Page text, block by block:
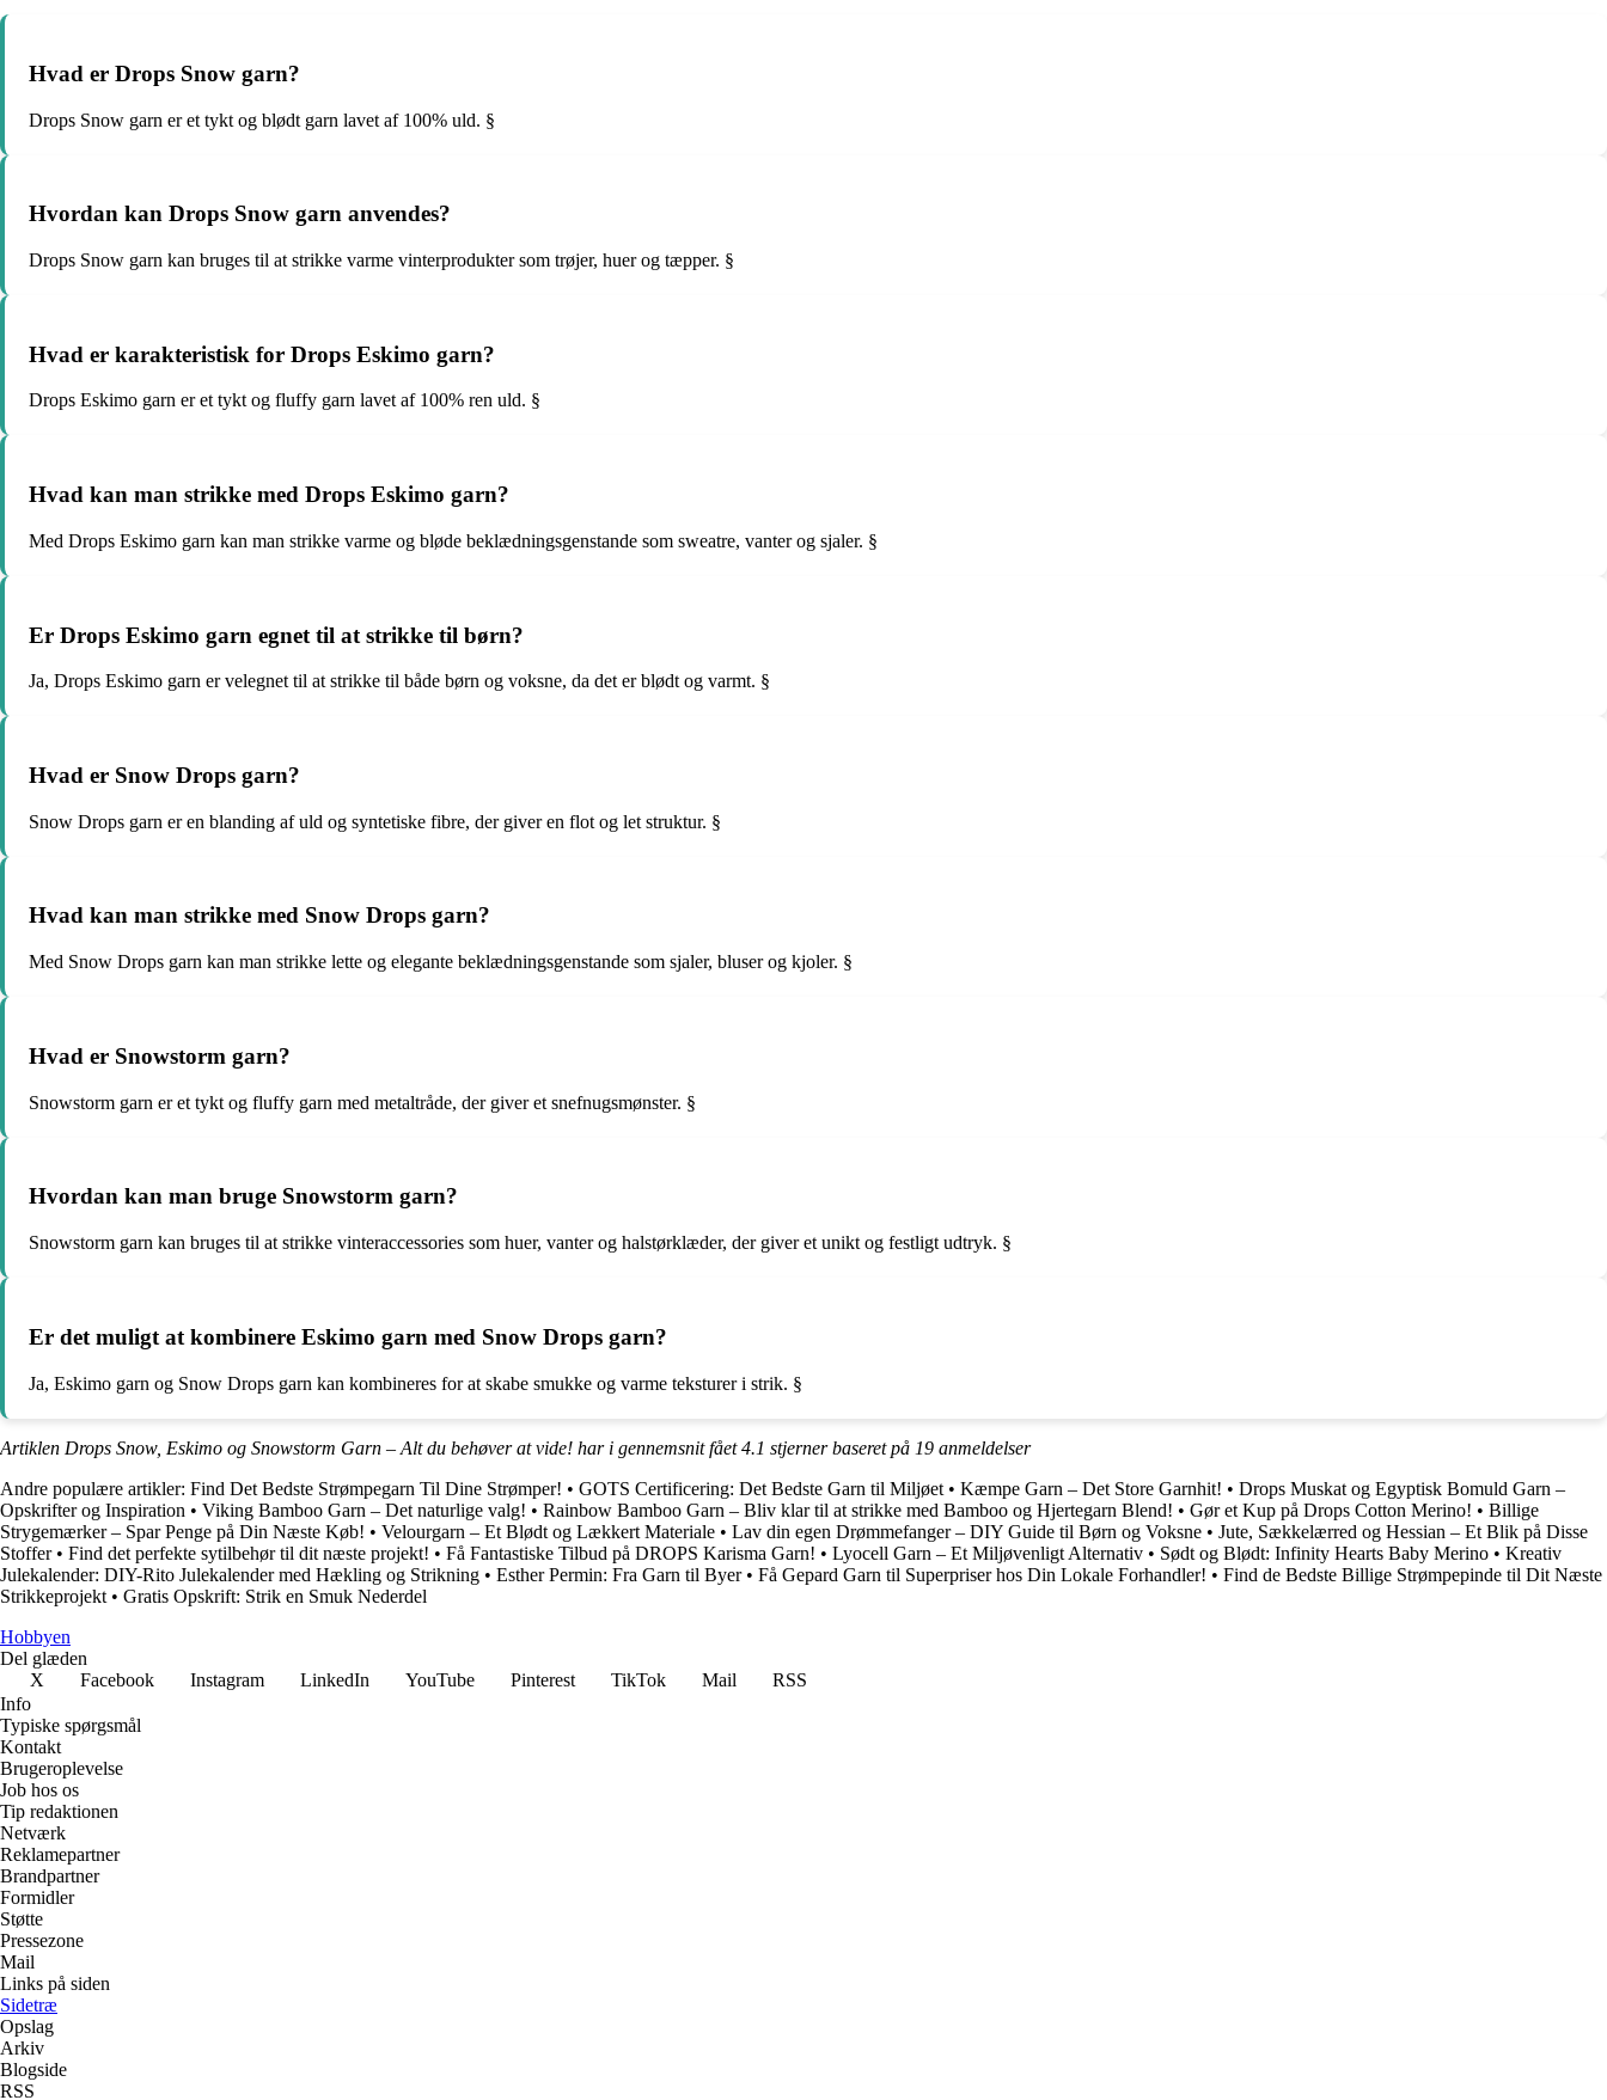
Hvad er Drops Snow garn?
Drops Snow garn er et tykt og blødt garn lavet af 100% uld. §
Hvordan kan Drops Snow garn anvendes?
Drops Snow garn kan bruges til at strikke varme vinterprodukter som trøjer, huer og tæpper. §
Hvad er karakteristisk for Drops Eskimo garn?
Drops Eskimo garn er et tykt og fluffy garn lavet af 100% ren uld. §
Hvad kan man strikke med Drops Eskimo garn?
Med Drops Eskimo garn kan man strikke varme og bløde beklædningsgenstande som sweatre, vanter og sjaler. §
Er Drops Eskimo garn egnet til at strikke til børn?
Ja, Drops Eskimo garn er velegnet til at strikke til både børn og voksne, da det er blødt og varmt. §
Hvad er Snow Drops garn?
Snow Drops garn er en blanding af uld og syntetiske fibre, der giver en flot og let struktur. §
Hvad kan man strikke med Snow Drops garn?
Med Snow Drops garn kan man strikke lette og elegante beklædningsgenstande som sjaler, bluser og kjoler. §
Hvad er Snowstorm garn?
Snowstorm garn er et tykt og fluffy garn med metaltråde, der giver et snefnugsmønster. §
Hvordan kan man bruge Snowstorm garn?
Snowstorm garn kan bruges til at strikke vinteraccessories som huer, vanter og halstørklæder, der giver et unikt og festligt udtryk. §
Er det muligt at kombinere Eskimo garn med Snow Drops garn?
Ja, Eskimo garn og Snow Drops garn kan kombineres for at skabe smukke og varme teksturer i strik. §
Artiklen Drops Snow, Eskimo og Snowstorm Garn – Alt du behøver at vide! har i gennemsnit fået4.1 stjerner baseret på 19 anmeldelser
Andre populære artikler: Find Det Bedste Strømpegarn Til Dine Strømper! • GOTS Certificering: Det Bedste Garn til Miljøet • Kæmpe Garn – Det Store Garnhit! • Drops Muskat og Egyptisk Bomuld Garn –
Opskrifter og Inspiration • Viking Bamboo Garn – Det naturlige valg! • Rainbow Bamboo Garn – Bliv klar til at strikke med Bamboo og Hjertegarn Blend! • Gør et Kup på Drops Cotton Merino! • Billige
Strygemærker – Spar Penge på Din Næste Køb! • Velourgarn – Et Blødt og Lækkert Materiale • Lav din egen Drømmefanger – DIY Guide til Børn og Voksne • Jute, Sækkelærred og Hessian – Et Blik på Disse
Stoffer• Find det perfekte sytilbehør til dit næste projekt! • Få Fantastiske Tilbud på DROPS Karisma Garn! • Lyocell Garn – Et Miljøvenligt Alternativ • Sødt og Blødt: Infinity Hearts Baby Merino • Kreativ
Julekalender: DIY-Rito Julekalender med Hækling og Strikning • Esther Permin: Fra Garn til Byer• Få Gepard Garn til Superpriser hos Din Lokale Forhandler! • Find de Bedste Billige Strømpepinde til Dit Næste
Strikkeprojekt • Gratis Opskrift: Strik en Smuk Nederdel
Hobbyen
Del glæden
X
Facebook Instagram LinkedIn YouTube Pinterest TikTok Mail
RSS
Info
Typiske spørgsmål
Kontakt
Brugeroplevelse
Job hos os
Tip redaktionen
Netværk
Reklamepartner
Brandpartner
Formidler
Støtte
Pressezone
Mail
Links på siden
Sidetræ
Opslag
Arkiv
Blogside
RSS